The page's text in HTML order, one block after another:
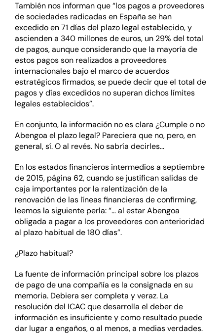
También nos informan que “los pagos a proveedores
de sociedades radicadas en España se han
excedido en 71 días del plazo legal establecido, y
ascienden a 340 millones de euros, un 29% del total
de pagos, aunque considerando que la mayoría de
estos pagos son realizados a proveedores
internacionales bajo el marco de acuerdos
estratégicos firmados, se puede decir que el total de
pagos y días excedidos no superan dichos límites
legales establecidos”.
En conjunto, la información no es clara ¿Cumple o no
Abengoa el plazo legal? Pareciera que no, pero, en
general, sí. O al revés. No sabría decirles…
En los estados financieros intermedios a septiembre
de 2015, página 62, cuando se justifican salidas de
caja importantes por la ralentización de la
renovación de las líneas financieras de confirming,
leemos la siguiente perla: “… al estar Abengoa
obligada a pagar a los proveedores con anterioridad
al plazo habitual de 180 días”.
¿Plazo habitual?
La fuente de información principal sobre los plazos
de pago de una compañía es la consignada en su
memoria. Debiera ser completa y veraz. La
resolución del ICAC que desarrolla el deber de
información es insuficiente y como resultado puede
dar lugar a engaños, o al menos, a medias verdades.